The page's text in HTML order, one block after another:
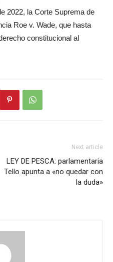
2022, la Corte Suprema de
Roe v. Wade, que hasta
constitucional al
Next article
LEY DE PESCA: parlamentaria
Tello apunta a «no quedar con
la duda»